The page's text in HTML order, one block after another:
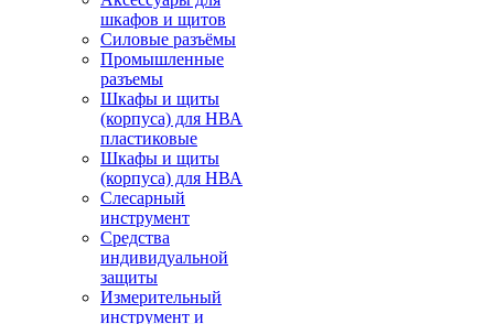
шкафов и щитов
Силовые разъёмы
Промышленные
разъемы
Шкафы и щиты
(корпуса) для НВА
пластиковые
Шкафы и щиты
(корпуса) для НВА
Слесарный
инструмент
Средства
индивидуальной
защиты
Измерительный
инструмент и